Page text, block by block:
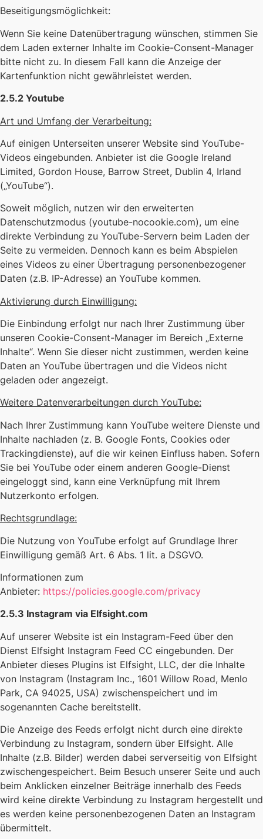
Beseitigungsmöglichkeit:
Wenn Sie keine Datenübertragung wünschen, stimmen Sie
dem Laden externer Inhalte im Cookie-Consent-Manager
bitte nicht zu. In diesem Fall kann die Anzeige der
Kartenfunktion nicht gewährleistet werden.
2.5.2 Youtube
Art und Umfang der Verarbeitung:
Auf einigen Unterseiten unserer Website sind YouTube-
Videos eingebunden. Anbieter ist die Google Ireland
Limited, Gordon House, Barrow Street, Dublin 4, Irland
(„YouTube“).
Soweit möglich, nutzen wir den erweiterten
Datenschutzmodus (youtube-nocookie.com), um eine
direkte Verbindung zu YouTube-Servern beim Laden der
Seite zu vermeiden. Dennoch kann es beim Abspielen
eines Videos zu einer Übertragung personenbezogener
Daten (z.B. IP-Adresse) an YouTube kommen.
Aktivierung durch Einwilligung:
Die Einbindung erfolgt nur nach Ihrer Zustimmung über
unseren Cookie-Consent-Manager im Bereich „Externe
Inhalte“. Wenn Sie dieser nicht zustimmen, werden keine
Daten an YouTube übertragen und die Videos nicht
geladen oder angezeigt.
Weitere Datenverarbeitungen durch YouTube:
Nach Ihrer Zustimmung kann YouTube weitere Dienste und
Inhalte nachladen (z. B. Google Fonts, Cookies oder
Trackingdienste), auf die wir keinen Einfluss haben. Sofern
Sie bei YouTube oder einem anderen Google-Dienst
eingeloggt sind, kann eine Verknüpfung mit Ihrem
Nutzerkonto erfolgen.
Rechtsgrundlage:
Die Nutzung von YouTube erfolgt auf Grundlage Ihrer
Einwilligung gemäß Art. 6 Abs. 1 lit. a DSGVO.
Informationen zum
Anbieter: https://policies.google.com/privacy
2.5.3 Instagram via Elfsight.com
Auf unserer Website ist ein Instagram-Feed über den
Dienst Elfsight Instagram Feed CC eingebunden. Der
Anbieter dieses Plugins ist Elfsight, LLC, der die Inhalte
von Instagram (Instagram Inc., 1601 Willow Road, Menlo
Park, CA 94025, USA) zwischenspeichert und im
sogenannten Cache bereitstellt.
Die Anzeige des Feeds erfolgt nicht durch eine direkte
Verbindung zu Instagram, sondern über Elfsight. Alle
Inhalte (z.B. Bilder) werden dabei serverseitig von Elfsight
zwischengespeichert. Beim Besuch unserer Seite und auch
beim Anklicken einzelner Beiträge innerhalb des Feeds
wird keine direkte Verbindung zu Instagram hergestellt und
es werden keine personenbezogenen Daten an Instagram
übermittelt.